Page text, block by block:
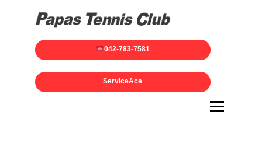
042-783-7581
ServiceAce
メニュー